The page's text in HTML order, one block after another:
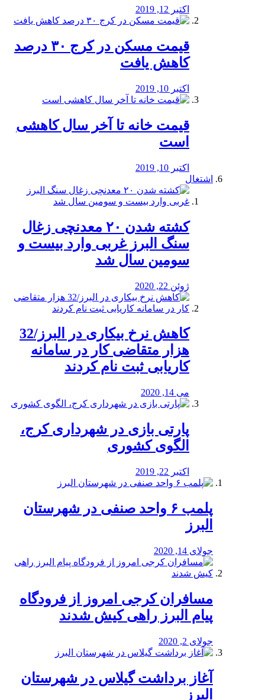
اکتبر 12, 2019
️قیمت مسکن در کرج ۳۰ درصد
کاهش یافت
اکتبر 10, 2019
قیمت خانه تا آخر سال کاهشی
است
اکتبر 10, 2019
اشتغال
کشته شدن ۲۰ معدنچی زغال
سنگ البرز غربی وارد بیست و
سومین سال شد
ژوئن 22, 2020
کاهش نرخ بیکاری در البرز/32
هزار متقاضی کار در سامانه
کاریابی ثبت نام کردند
می 14, 2020
پارتی بازی در شهرداری کرج،
الگوی کشوری
اکتبر 22, 2019
پلمب ۶ واحد صنفی در شهرستان
البرز
جولای 14, 2020
مسافران کرجی امروز از فرودگاه
پیام البرز راهی کیش شدند
جولای 2, 2020
آغاز برداشت گیلاس در شهرستان
البرز